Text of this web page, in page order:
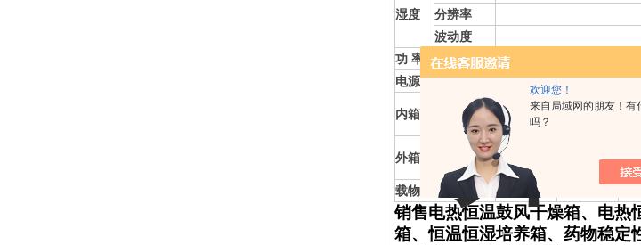
欢迎您！
来自局域网的朋友！有
吗？
湿度
分辨率
波动度
功 率
683W
电源电压
电源
内箱尺寸(cm)
100×45×
98
108×49×
外箱尺寸(cm)
107×61×
160
170
载物托架（标配） 6
销售电热恒温鼓风干燥箱、电热
箱、恒温恒湿培养箱、药物稳定